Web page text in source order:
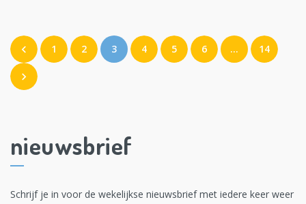
1 2 3 4 5 6 … 14
nieuwsbrief
Schrijf je in voor de wekelijkse nieuwsbrief met iedere keer weer